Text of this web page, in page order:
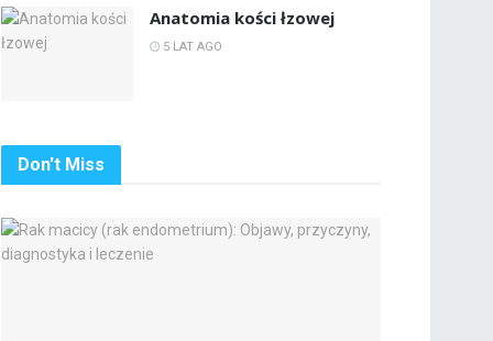
Anatomia kości łzowej
5 LAT AGO
Don't Miss